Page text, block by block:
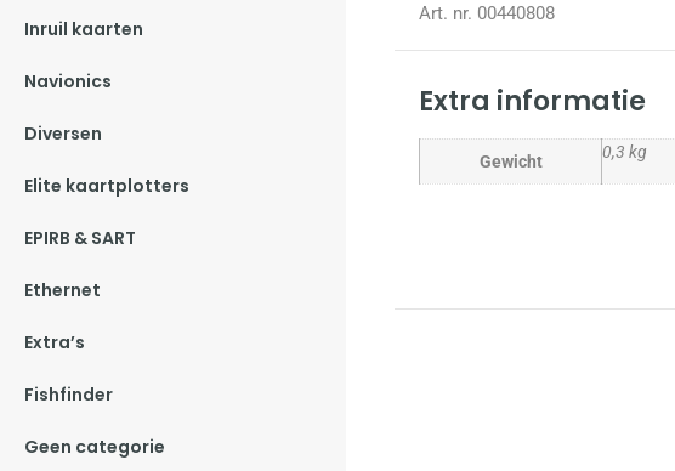
Inruil kaarten
Navionics
Diversen
Elite kaartplotters
EPIRB & SART
Ethernet
Extra’s
Fishfinder
Geen categorie
Art. nr. 00440808
Extra informatie
Gewicht 0,3 kg